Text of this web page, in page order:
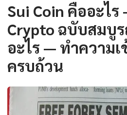
Sui Coin คืออะไ
Crypto ฉบับสมบู
อะไร — ทำความเ
ครบถ้วน